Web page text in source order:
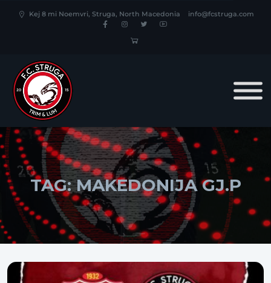
Kej 8 mi Noemvri, Struga, North Macedonia info@fcstruga.com
TAG:MAKEDONIJA GJ.P